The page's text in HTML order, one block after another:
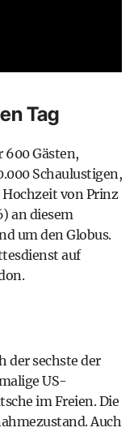
Tag
600 Gästen,
Schaulustigen,
von Prinz
an diesem
um den Globus.
auf
der sechste der
US-
im Freien. Die
Auch